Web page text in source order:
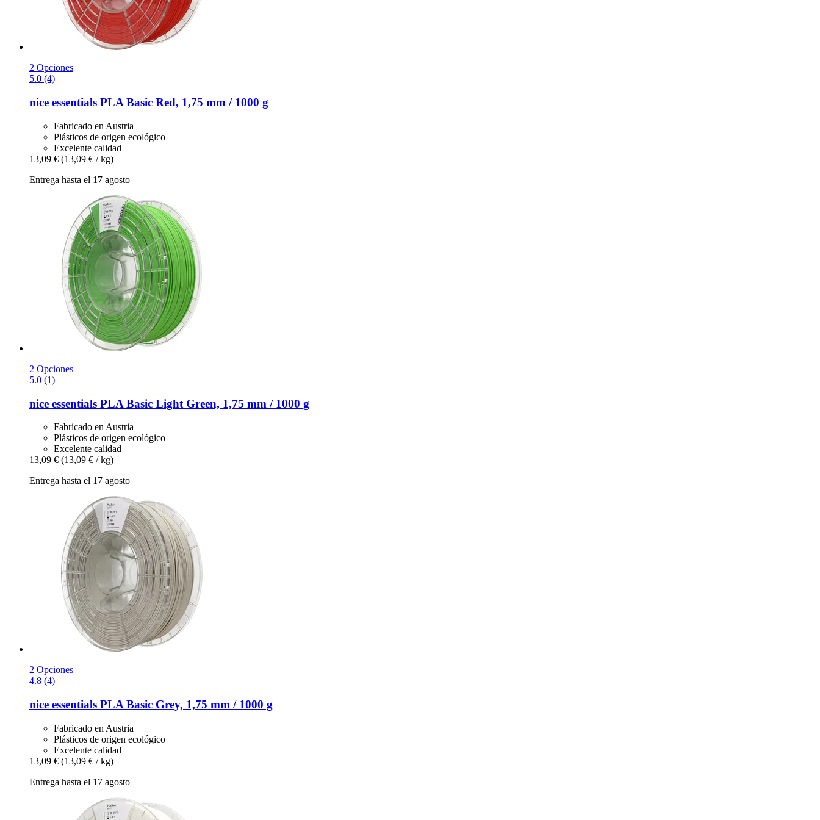
2 Opciones
5.0 (4)
nice essentials PLA Basic Red, 1,75 mm / 1000 g
Fabricado en Austria
Plásticos de origen ecológico
Excelente calidad
13,09 € (13,09 € / kg)
Entrega hasta el 17 agosto
2 Opciones
5.0 (1)
nice essentials PLA Basic Light Green, 1,75 mm / 1000 g
Fabricado en Austria
Plásticos de origen ecológico
Excelente calidad
13,09 € (13,09 € / kg)
Entrega hasta el 17 agosto
2 Opciones
4.8 (4)
nice essentials PLA Basic Grey, 1,75 mm / 1000 g
Fabricado en Austria
Plásticos de origen ecológico
Excelente calidad
13,09 € (13,09 € / kg)
Entrega hasta el 17 agosto